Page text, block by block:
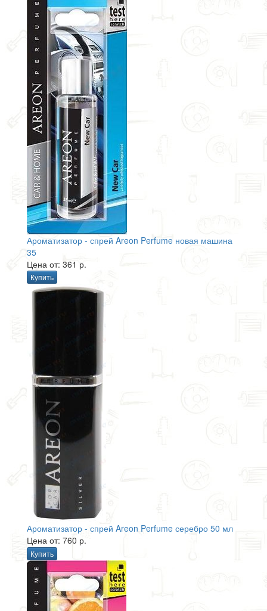
Ароматизатор - спрей Areon Perfume новая машина
35
Цена от: 361 р.
Купить
Ароматизатор - спрей Areon Perfume серебро 50 мл
Цена от: 760 р.
Купить